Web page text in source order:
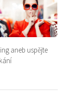
aneb uspějte